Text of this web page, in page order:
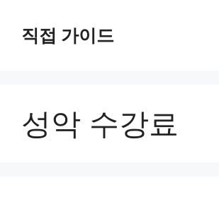
직접 가이드
성악 수강료